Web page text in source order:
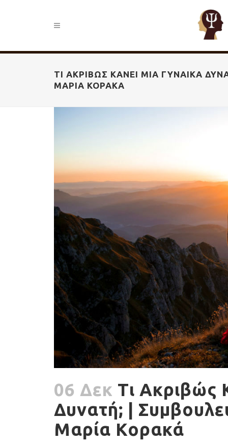
ΤΙ ΑΚΡΙΒΏΣ ΚΆΝΕΙ ΜΙΑ ΓΥΝΑΊΚΑ
ΜΑΡΊΑ ΚΟΡΑΚΆ
06 Δεκ Τι Ακριβώς
Δυνατή; |
Μαρία Κορακά